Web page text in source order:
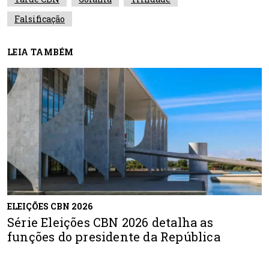
Falsificação
LEIA TAMBÉM
ELEIÇÕES CBN 2026
Série Eleições CBN 2026 detalha as
funções do presidente da República